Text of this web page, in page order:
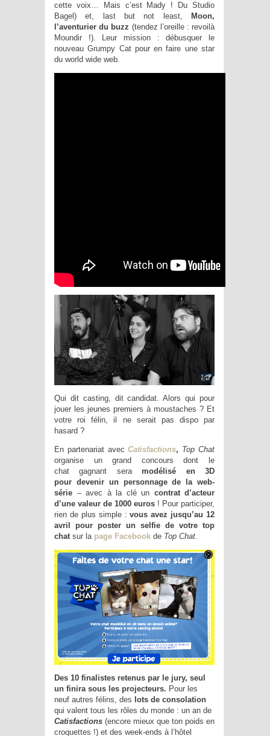
cette voix… Mais c’est Mady ! Du Studio
Bagel) et, last but not least,
Moon,
l’aventurier du buzz (tendez l’oreille : revoilà
Moundir !). Leur mission : débusquer le
nouveau Grumpy Cat pour en faire une star
du world wide web.
Qui dit casting, dit candidat. Alors qui pour
jouer les jeunes premiers à moustaches ? Et
votre roi félin, il ne serait pas dispo par
hasard ?
En partenariat avecCatisfactions, Top Chat
organise un grand concours dont le
chat gagnant seramodélisé en 3D
pour devenir un personnage de la web-
série – avec à la clé un contrat d’acteur
d’une valeur de 1000 euros ! Pour participer,
rien de plus simple :vous avez jusqu’au 12
avril pour poster un selfie de votre top
chat sur la page Facebook de Top Chat
Des 10 finalistes retenus par le jury, seul
un finira sous les projecteurs. Pour les
neuf autres félins, des lots de consolation
qui valent tous les rôles du monde : un an de
Catisfactions (encore mieux que ton poids en
croquettes !) et des week-ends à l’hôtel